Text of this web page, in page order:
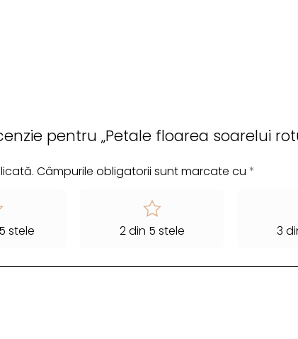
pentru „Petale floarea soarelui
Câmpurile obligatorii sunt marcate cu *
stele 2 din 5 stele 3